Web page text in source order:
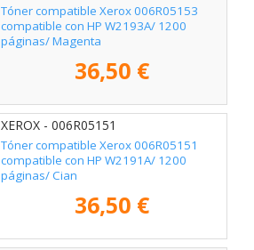
Tóner compatible Xerox 006R05153
compatible con HP W2193A/ 1200
páginas/ Magenta
36,50 €
XEROX - 006R05151
Tóner compatible Xerox 006R05151
compatible con HP W2191A/ 1200
páginas/ Cian
36,50 €